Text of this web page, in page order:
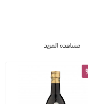
مشاهدة المزيد